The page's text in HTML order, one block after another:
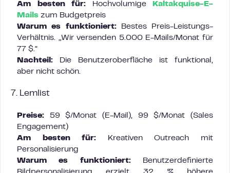
Am besten für: Hochvolumige
Kaltakquise-E-
Mails zum Budgetpreis
Warum es funktioniert:Bestes Preis-Leistungs-
Verhältnis. „Wir versenden 5.000 E-Mails/Monat für
77 $.“
Nachteil: Die Benutzeroberfläche ist funktional,
aber nicht schön.
7. Lemlist
Preise: 59 $/Monat (E-Mail), 99 $/Monat (Sales
Engagement)
Am besten für: Kreativen Outreach mit
Personalisierung
Warum es funktioniert:Benutzerdefinierte